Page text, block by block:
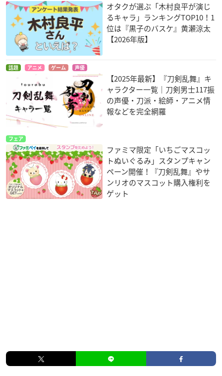
オタクが選ぶ「木村良平が演じ
るキャラ」ランキングTOP10！1
位は『黒子のバスケ』黄瀬涼太
【2026年版】
話題 アニメ ゲーム 声優
【2025年最新】『刀剣乱舞』キ
ャラクター一覧｜刀剣男士117振
の声優・刀派・絵師・アニメ情
報などを完全網羅
フェア
ファミマ限定「いちごマスコッ
トぬいぐるみ」スタンプキャン
ペーン開催！『刀剣乱舞』やサ
ンリオのマスコット購入権利を
ゲット